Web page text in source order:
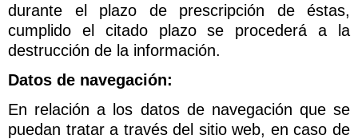
durante el plazo de prescripción de éstas,
cumplido el citado plazo se procederá a la
destrucción de la información.
Datos de navegación:
En relación a los datos de navegación que se
puedan tratar a través del sitio web, en caso de